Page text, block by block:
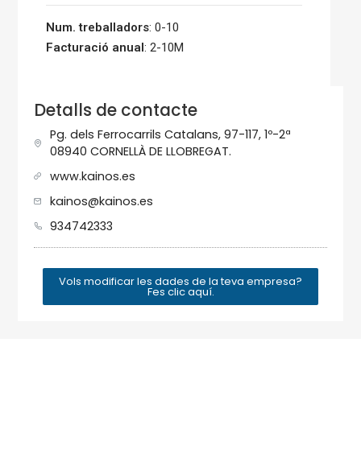
Num. treballadors: 0-10
Facturació anual: 2-10M
Detalls de contacte
Pg. dels Ferrocarrils Catalans, 97-117, 1º-2ª
08940 CORNELLÀ DE LLOBREGAT.
www.kainos.es
kainos@kainos.es
934742333
Vols modificar les dades de la teva empresa?
Fes clic aquí.